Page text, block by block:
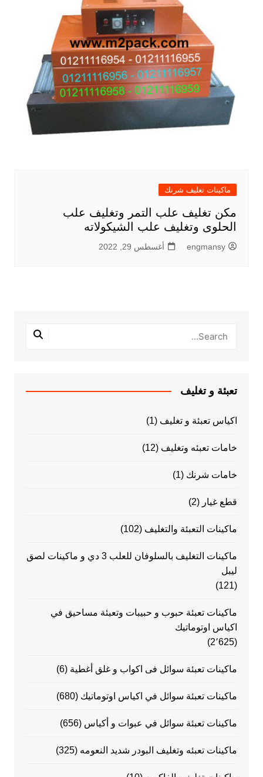
ماكينات تغليف شرنك
مكن تغليف علب التمر وتغليف علب
الحلوى وتغليف علب الشيكولاته
engmansy أغسطس 29, 2022
تعبئة و تغليف
اكياس تعبئة و تغليف (1)
خامات تعبئه وتغليف (12)
خامات شرنك (1)
قطع غيار (2)
ماكينات التعبئة والتغليف (102)
ماكينات التغليف بالسلوفان للعلب 3 دي و ماكينات لصق
ليبل
(121)
ماكينات تعبئة حبوب و حبيبات وتعبئة مساحيق في
اكياس اوتوماتيك
(2٬625)
ماكينات تعبئة سوائل فى اكواب و غلق أغطية (6)
ماكينات تعبئة سوائل في اكياس اوتوماتيك (680)
ماكينات تعبئة سوائل في عبوات و أكياس (656)
ماكينات تعبئه وتغليف البودر شديد النعومه (325)